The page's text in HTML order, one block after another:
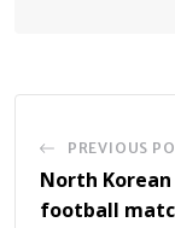
PREVIOUS
North
football